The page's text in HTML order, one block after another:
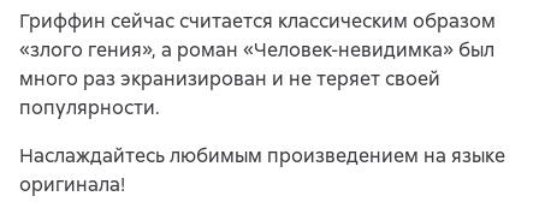
Гриффин сейчас считается классическим образом
«злого гения», а роман «Человек-невидимка» был
много раз экранизирован и не теряет своей
популярности.
Наслаждайтесь любимым произведением на языке
оригинала!